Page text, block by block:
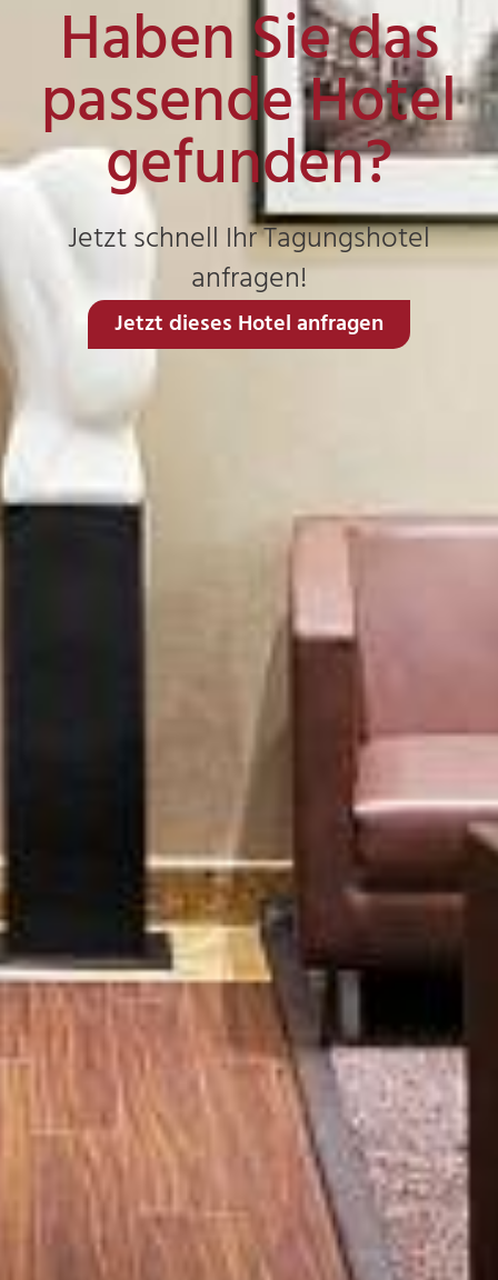
Haben Sie das
passende Hotel
gefunden?
Jetzt schnell Ihr Tagungshotel
anfragen!
Jetzt dieses Hotel anfragen